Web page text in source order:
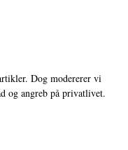
Dog modererer vi
og angreb på privatlivet.